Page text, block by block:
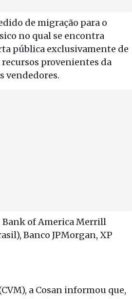
de migração para o
no qual se encontra
pública exclusivamente de
provenientes da
vendedores.
Bank of America Merrill
Banco JPMorgan, XP
a Cosan informou que,